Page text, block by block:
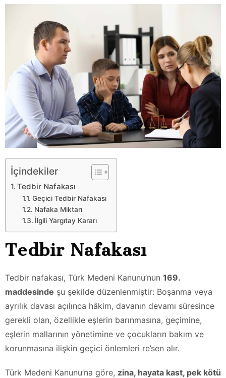
İçindekiler
Tedbir Nafakası
Geçici Tedbir Nafakası
Nafaka Miktarı
İlgili Yargıtay Kararı
Tedbir Nafakası
Tedbir nafakası, Türk Medeni Kanunu’nun 169.
maddesinde şu şekilde düzenlenmiştir: Boşanma veya
ayrılık davası açılınca hâkim, davanın devamı süresince
gerekli olan, özellikle eşlerin barınmasına, geçimine,
eşlerin mallarının yönetimine ve çocukların bakım ve
korunmasına ilişkin geçici önlemleri re’sen alır.
Türk Medeni Kanunu’na göre, zina, hayata kast, pek kötü